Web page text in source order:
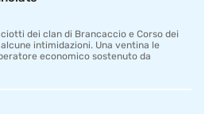
dei clan di Brancaccio e Corso dei
intimidazioni. Una ventina le
economico sostenuto da